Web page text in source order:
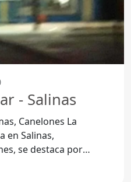
- Salinas
Canelones La
en Salinas,
se destaca por